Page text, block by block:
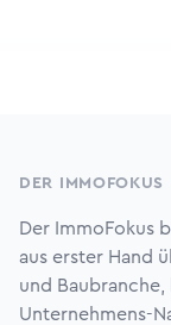
DER IMMOFOKUS
Der ImmoFokus
aus erster Hand
und
Unternehmens-